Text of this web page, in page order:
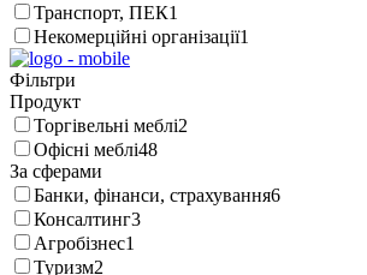
Транспорт, ПЕК1
Некомерційні організації1
Фільтри
Продукт
Торгівельні меблі2
Офісні меблі48
За сферами
Банки, фінанси, страхування6
Консалтинг3
Агробізнес1
Туризм2